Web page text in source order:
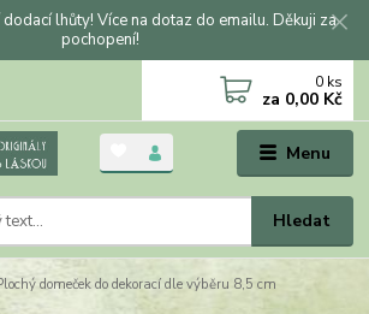
lhůty! Více na dotaz do emailu. Děkuji za
pochopení!
Menu
Hledat
0 ks
za 0,00 Kč
domeček do dekorací dle výběru 8,5 cm